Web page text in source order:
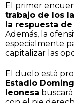
El primer
trabajo de los
la respuesta
Además, la
especialmente
capitalizar las
El duelo está
Estadio
leonesa